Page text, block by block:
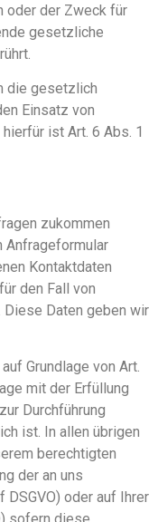
oder der Zweck für
gesetzliche
die gesetzlich
Einsatz von
ist Art. 6 Abs. 1
zukommen
Anfrageformular
Kontaktdaten
den Fall von
Daten geben wir
Grundlage von Art.
mit der Erfüllung
Durchführung
ist. In allen übrigen
berechtigten
der an uns
DSGVO) oder auf Ihrer